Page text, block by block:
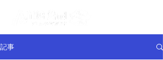
記事